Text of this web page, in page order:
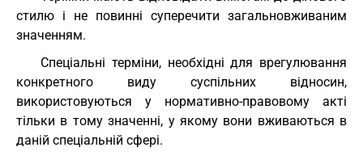
стилю і не повинні суперечити загальновживаним
значенням.
Спеціальні терміни, необхідні для врегулювання
конкретного виду суспільних відносин,
використовуються у нормативно-правовому акті
тільки в тому значенні, у якому вони вживаються в
даній спеціальній сфері.